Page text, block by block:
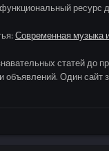
ресурс
Современная музыка
статей до
объявлений. Один сайт